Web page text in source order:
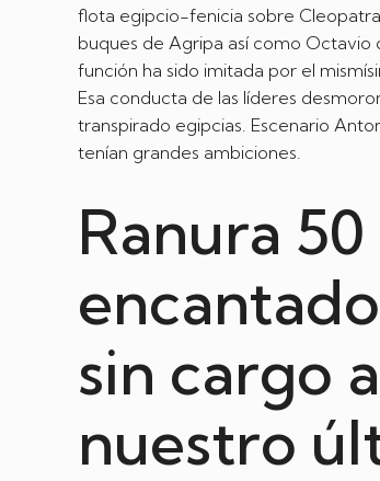
flota egipcio-fenicia sobre
buques de Agripa así­ como Octavio
función ha sido imitada por el
Esa conducta de las líderes
transpirado egipcias. Escenario
tenían grandes ambiciones.
Ranura
sin cargo
nuestro